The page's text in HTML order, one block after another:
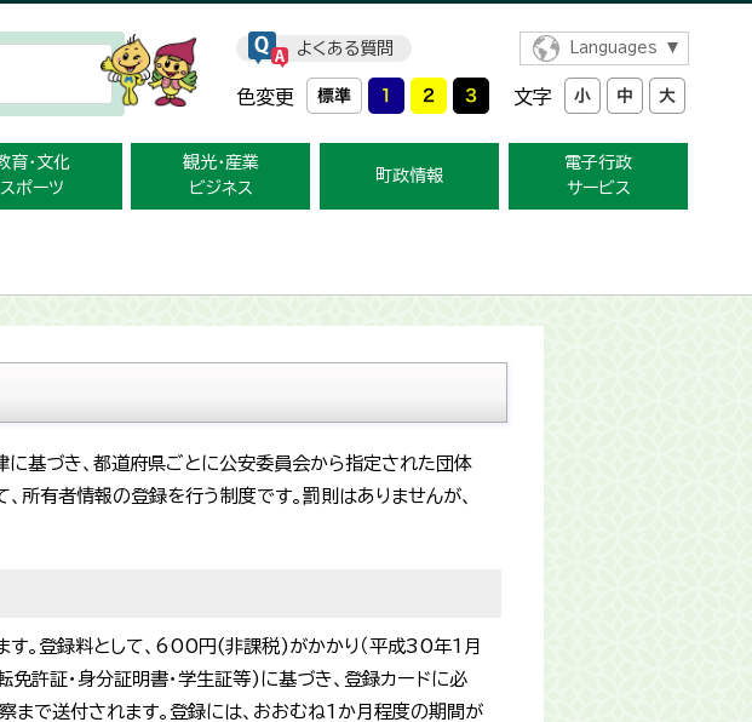
よくある質問 Languages
色変更 文字
育・文化
スポーツ
観光・産業
ビジネス
町政情報
電子行政
サービス
基づき、都道府県ごとに公安委員会から指定された団体
所有者情報の登録を行う制度です。罰則はありませんが、
す。登録料として、600円(非課税)がかかり（平成30年1月
許証・身分証明書・学生証等)に基づき、登録カードに必
で送付されます。登録には、おおむね1か月程度の期間が